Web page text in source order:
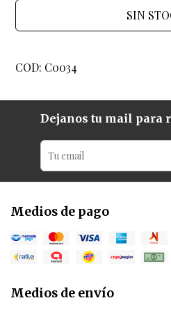
SIN
COD: C0034
Dejanos tu mail para
Medios de pago
Medios de envío